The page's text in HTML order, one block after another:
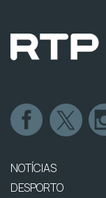
NOTÍCIAS
DESPORTO